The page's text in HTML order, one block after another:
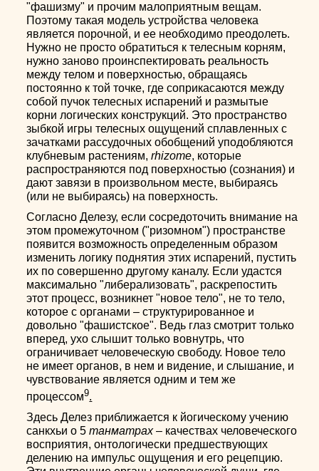
"фашизму" и прочим малоприятным вещам.
Поэтому такая модель устройства человека
является порочной, и ее необходимо преодолеть.
Нужно не просто обратиться к телесным корням,
нужно заново проинспектировать реальность
между телом и поверхностью, обращаясь
постоянно к той точке, где соприкасаются между
собой пучок телесных испарений и размытые
корни логических конструкций. Это пространство
зыбкой игры телесных ощущений сплавленных с
зачатками рассудочных обобщений уподобляются
клубневым растениям,rhizome, которые
распространяются под поверхностью (сознания) и
дают завязи в произвольном месте, выбираясь
(или не выбираясь) на поверхность.
Согласно Делезу, если сосредоточить внимание на
этом промежуточном ("ризомном") пространстве
появится возможность определенным образом
изменить логику поднятия этих испарений, пустить
их по совершенно другому каналу. Если удастся
максимально "либерализовать", раскрепостить
этот процесс, возникнет "новое тело", не то тело,
которое с органами – структурированное и
довольно "фашистское". Ведь глаз смотрит только
вперед, ухо слышит только вовнутрь, что
ограничивает человеческую свободу. Новое тело
не имеет органов, в нем и видение, и слышание, и
чувствование является одним и тем же
процессом9.
Здесь Делез приближается к йогическому учению
санкхьи о 5танматрах– качествах человеческого
восприятия, онтологически предшествующих
делению на импульс ощущения и его рецепцию.